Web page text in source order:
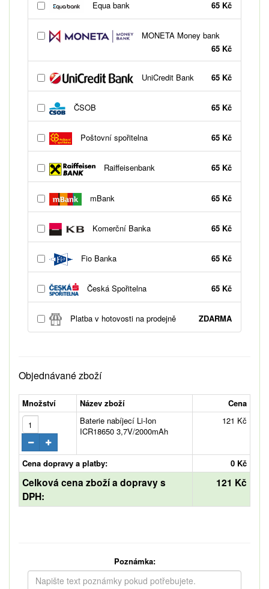
Equa bank 65 Kč
MONETA Money bank
65 Kč
UniCredit Bank 65 Kč
ČSOB 65 Kč
Poštovní spořitelna 65 Kč
Raiffeisenbank 65 Kč
mBank 65 Kč
Komerční Banka 65 Kč
Fio Banka 65 Kč
Česká Spořitelna 65 Kč
Platba v hotovosti na prodejně ZDARMA
Objednávané zboží
Množství Název zboží
Cena
Baterie nabíjecí Li-Ion
ICR18650 3,7V/2000mAh
121 Kč
Cena dopravy a platby: 0 Kč
Celková cena zboží a dopravy s
DPH:
121 Kč
Poznámka: